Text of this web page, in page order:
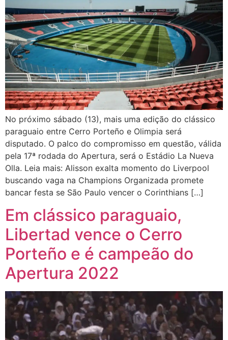
No próximo sábado (13), mais uma edição do clássico
paraguaio entre Cerro Porteño e Olimpia será
disputado. O palco do compromisso em questão, válida
pela 17ª rodada do Apertura, será o Estádio La Nueva
Olla. Leia mais: Alisson exalta momento do Liverpool
buscando vaga na Champions Organizada promete
bancar festa se São Paulo vencer o Corinthians […]
Em clássico paraguaio,
Libertad vence o Cerro
Porteño e é campeão do
Apertura 2022